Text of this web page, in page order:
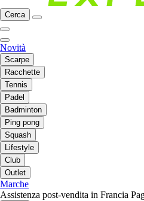
Cerca
Novità
Scarpe
Racchette
Tennis
Padel
Badminton
Ping pong
Squash
Lifestyle
Club
Outlet
Marche
Assistenza post-vendita in Francia